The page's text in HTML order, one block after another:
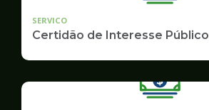
SERVICO
Certidão de Interesse Público